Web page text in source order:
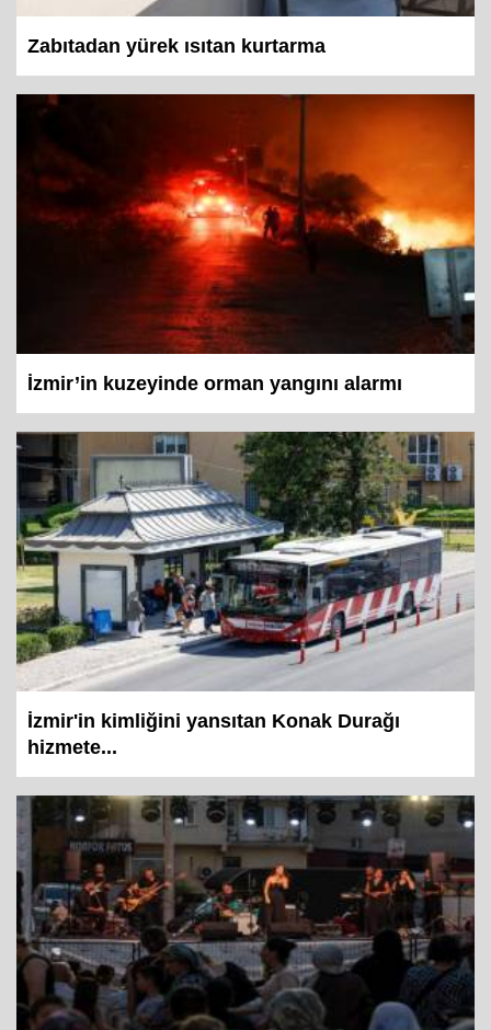
Zabıtadan yürek ısıtan kurtarma
İzmir’in kuzeyinde orman yangını alarmı
İzmir'in kimliğini yansıtan Konak Durağı
hizmete...